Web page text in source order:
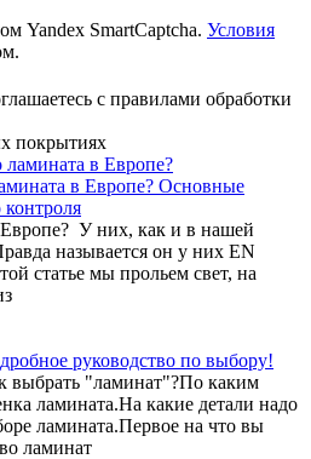
Yandex SmartCaptcha. Условия
с правилами обработки
покрытиях
в Европе? Основные
контроля
У них, как и в нашей
называется он у них EN
статье мы прольем свет, на
руководство по выбору!
выбрать "ламинат"?По каким
ламината.На какие детали надо
ламината.Первое на что вы
ламинат